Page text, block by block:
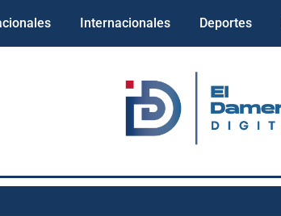
Internacionales Deportes